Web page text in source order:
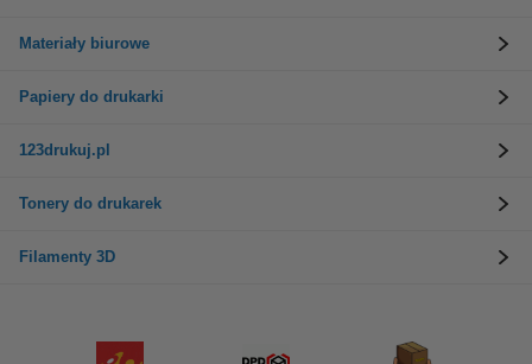
Materiały biurowe
Papiery do drukarki
123drukuj.pl
Tonery do drukarek
Filamenty 3D